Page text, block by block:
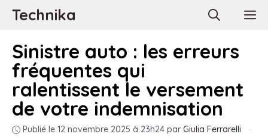
AllerTechnika
Sinistre auto : les erreurs
fréquentes qui
ralentissent le versement
de votre indemnisation
Publié le 12 novembre 2025 à 23h24 par Giulia Ferrarelli
·